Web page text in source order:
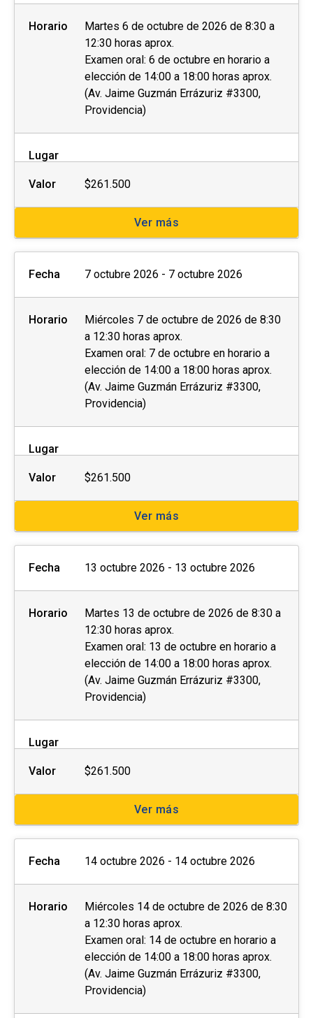
Horario
Martes 6 de octubre de 2026 de 8:30 a
12:30 horas aprox.
Examen oral: 6 de octubre en horario a
elección de 14:00 a 18:00 horas aprox.
(Av. Jaime Guzmán Errázuriz #3300,
Providencia)
Lugar
Valor $261.500
Ver más
Fecha 7 octubre 2026 - 7 octubre 2026
Horario
Miércoles 7 de octubre de 2026 de 8:30
a 12:30 horas aprox.
Examen oral: 7 de octubre en horario a
elección de 14:00 a 18:00 horas aprox.
(Av. Jaime Guzmán Errázuriz #3300,
Providencia)
Lugar
Valor $261.500
Ver más
Fecha 13 octubre 2026 - 13 octubre 2026
Horario
Martes 13 de octubre de 2026 de 8:30 a
12:30 horas aprox.
Examen oral: 13 de octubre en horario a
elección de 14:00 a 18:00 horas aprox.
(Av. Jaime Guzmán Errázuriz #3300,
Providencia)
Lugar
Valor $261.500
Ver más
Fecha 14 octubre 2026 - 14 octubre 2026
Horario
Miércoles 14 de octubre de 2026 de 8:30
a 12:30 horas aprox.
Examen oral: 14 de octubre en horario a
elección de 14:00 a 18:00 horas aprox.
(Av. Jaime Guzmán Errázuriz #3300,
Providencia)